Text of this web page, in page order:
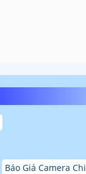
Báo Giá Camera